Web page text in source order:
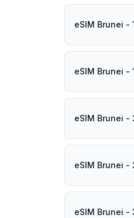
eSIM Brunei -
eSIM Brunei -
eSIM Brunei -
eSIM Brunei -
eSIM Brunei -